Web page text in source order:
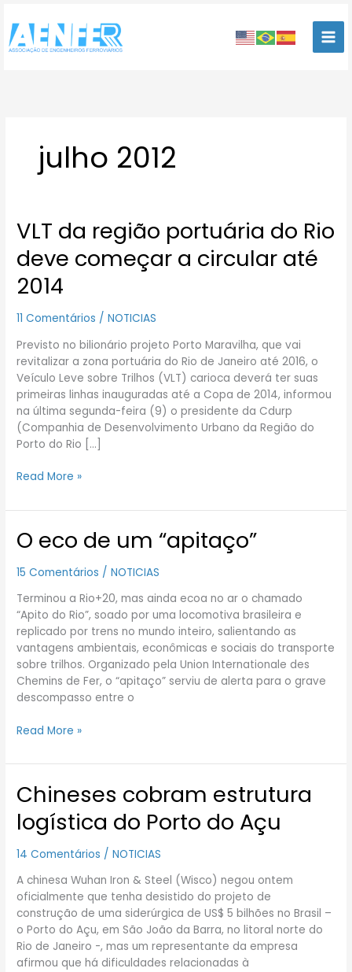
para
conteúdo
julho 2012
VLT da região portuária do Rio
deve começar a circular até
2014
11 Comentários /NOTICIAS
Previsto no bilionário projeto Porto Maravilha, que vai
revitalizar a zona portuária do Rio de Janeiro até 2016, o
Veículo Leve sobre Trilhos (VLT) carioca deverá ter suas
primeiras linhas inauguradas até a Copa de 2014, informou
na última segunda-feira (9) o presidente da Cdurp
(Companhia de Desenvolvimento Urbano da Região do
Porto do Rio […]
VLT
da
região
portuária
do
deve
começar
a
circular
até
2014
Read More »
O eco de um “apitaço”
15 Comentários /NOTICIAS
Terminou a Rio+20, mas ainda ecoa no ar o chamado
“Apito do Rio”, soado por uma locomotiva brasileira e
replicado por trens no mundo inteiro, salientando as
vantagens ambientais, econômicas e sociais do transporte
sobre trilhos. Organizado pela Union Internationale des
Chemins de Fer, o “apitaço” serviu de alerta para o grave
descompasso entre o
O
eco
de
“apitaço”
Read More »
Chineses cobram estrutura
logística do Porto do Açu
14 Comentários /NOTICIAS
A chinesa Wuhan Iron & Steel (Wisco) negou ontem
oficialmente que tenha desistido do projeto de
construção de uma siderúrgica de US$ 5 bilhões no Brasil –
o Porto do Açu, em São João da Barra, no litoral norte do
Rio de Janeiro -, mas um representante da empresa
afirmou que há dificuldades relacionadas à
Chineses
cobram
estrutura
logística
do
do
Açu